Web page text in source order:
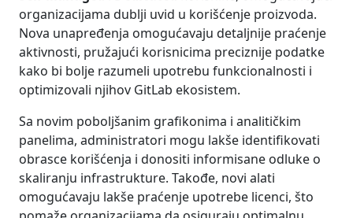
organizacijama dublji uvid u korišćenje proizvoda.
Nova unapređenja omogućavaju detaljnije praćenje
aktivnosti, pružajući korisnicima preciznije podatke
kako bi bolje razumeli upotrebu funkcionalnosti i
optimizovali njihov GitLab ekosistem.
Sa novim poboljšanim grafikonima i analitičkim
panelima, administratori mogu lakše identifikovati
obrasce korišćenja i donositi informisane odluke o
skaliranju infrastrukture. Takođe, novi alati
omogućavaju lakše praćenje upotrebe licenci, što